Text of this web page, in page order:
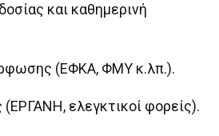
και καθημερινή
(ΕΦΚΑ, ΦΜΥ κ.λπ.).
(ΕΡΓΑΝΗ, ελεγκτικοί φορείς).